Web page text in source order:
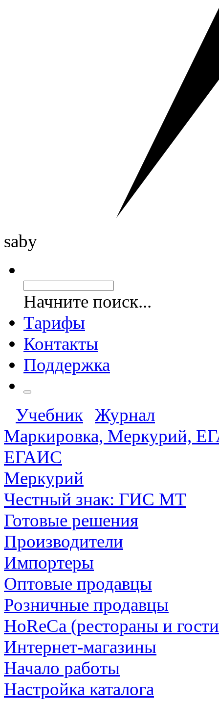
saby
Начните поиск...
Тарифы
Контакты
Поддержка
Учебник
Журнал
Маркировка, Меркурий,
ЕГАИС
Меркурий
Честный знак: ГИС МТ
Готовые решения
Производители
Импортеры
Оптовые продавцы
Розничные продавцы
HoReCa (рестораны и
Интернет-магазины
Начало работы
Настройка каталога